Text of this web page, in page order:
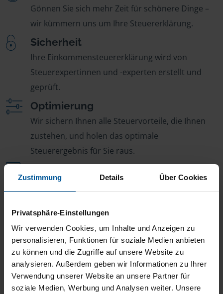
Zustimmung Details Über Cookies
Privatsphäre-Einstellungen
Wir verwenden Cookies, um Inhalte und Anzeigen zu
personalisieren, Funktionen für soziale Medien anbieten
zu können und die Zugriffe auf unsere Website zu
analysieren. Außerdem geben wir Informationen zu Ihrer
Verwendung unserer Website an unsere Partner für
soziale Medien, Werbung und Analysen weiter. Unsere
Gönnen Sie sich mehr Zeit für schönere Dinge –
wir kümmern uns um Ihre Steuererklärung.
Sicherheit
Ihre Einkommensteuererklärung wird von
Steuerexpertinnen und -experten erstellt und
geprüft.
Optimierung
Wir sichern Ihnen alle Steuervorteile, die Ihnen
zustehen, und holen das optimale
Steuerergebnis für Sie raus.
Bei Fragen zur Steuer ist Ihre VLH-Beratungsstelle
Fairer Beitrag
Sie zahlen für alle unsere Leistungen nur einen
jährlichen Mitgliedsbeitrag, der sich nach Ihren
Jahreseinnahmen richtet.